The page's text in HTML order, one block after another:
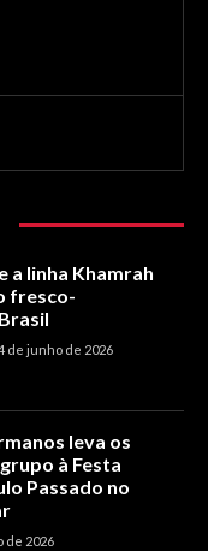
a linha Khamrah
fresco-
de junho de 2026
leva os
à Festa
Passado no
de 2026